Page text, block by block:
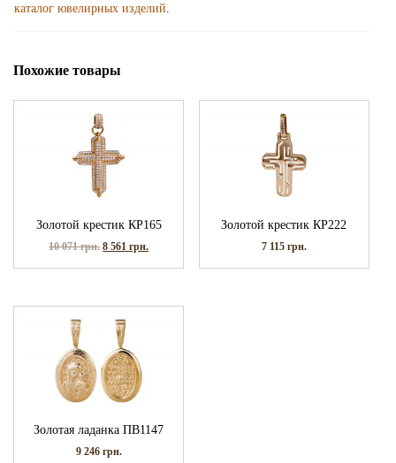
каталог ювелирных изделий
Похожие товары
Золотой крестик КР165
10 071грн. 8 561грн.
Золотой крестик КР222
7 115 грн.
Золотая ладанка ПВ1147
9 246 грн.